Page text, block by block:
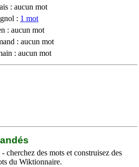
: aucun mot
: 1 mot
: aucun mot
: aucun mot
: aucun mot
- cherchez des mots et construisez des
du Wiktionnaire.